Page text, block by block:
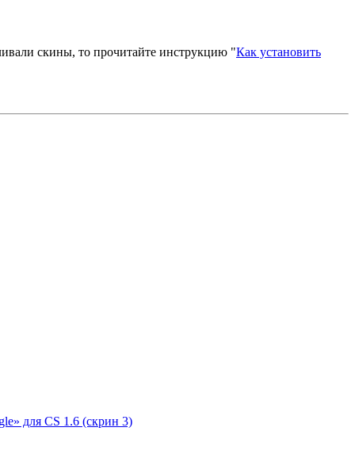
скины, то прочитайте инструкцию "Как установить